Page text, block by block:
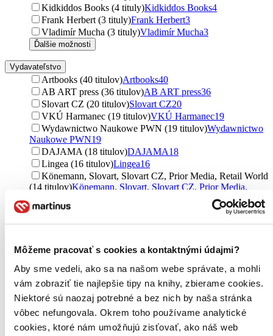
Môžeme pracovať s cookies a kontaktnými údajmi?
Aby sme vedeli, ako sa na našom webe správate, a mohli
vám zobraziť tie najlepšie tipy na knihy, zbierame cookies.
Niektoré sú naozaj potrebné a bez nich by naša stránka
vôbec nefungovala. Okrem toho používame analytické
cookies, ktoré nám umožňujú zisťovať, ako náš web
Kidkiddos Books (4 tituly)Kidkiddos Books4
Frank Herbert (3 tituly)Frank Herbert3
Vladimír Mucha (3 tituly)Vladimír Mucha3
Ďalšie možnosti
Vydavateľstvo
Artbooks (40 titulov)Artbooks40
AB ART press (36 titulov)AB ART press36
Slovart CZ (20 titulov)Slovart CZ20
VKÚ Harmanec (19 titulov)VKÚ Harmanec19
Wydawnictwo Naukowe PWN (19 titulov)Wydawnictwo
Naukowe PWN19
DAJAMA (18 titulov)DAJAMA18
Lingea (16 titulov)Lingea16
Könemann, Slovart, Slovart CZ, Prior Media, Retail World
(14 titulov)Könemann, Slovart, Slovart CZ, Prior Media,
SuperNowa (13 titulov)
Könemann (11 titulov)Könemann11
MCU (9 titulov) MCU9
Rebis (9 titulov) Rebis9
Ostravská univerzita (8 titulov)Ostravská univerzita8
Studio Emka (8 titulov)Studio Emka 8
Artbooks UA (8 titulov) Artbooks UA
Albatros CZ (7 titulov)
Albatros CZ
Wydawnictwo Euterpe (7 titulov)Wydawnictwo Euterpe